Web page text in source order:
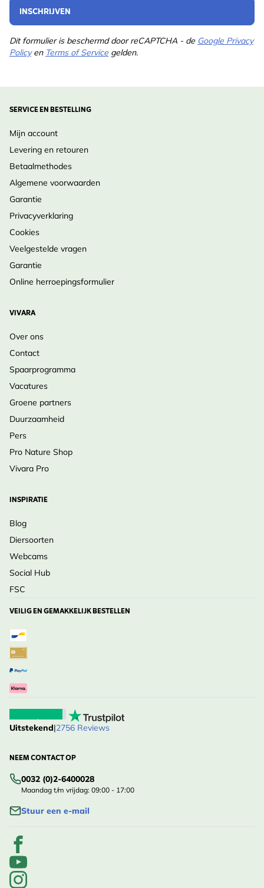
INSCHRIJVEN
Dit formulier is beschermd door reCAPTCHA - de Google Privacy
Policyen Terms of Service gelden.
SERVICE EN BESTELLING
Mijn account
Levering en retouren
Betaalmethodes
Algemene voorwaarden
Garantie
Privacyverklaring
Cookies
Veelgestelde vragen
Garantie
Online herroepingsformulier
VIVARA
Over ons
Contact
Spaarprogramma
Vacatures
Groene partners
Duurzaamheid
Pers
Pro Nature Shop
Vivara Pro
INSPIRATIE
Blog
Diersoorten
Webcams
Social Hub
FSC
VEILIG EN GEMAKKELIJK BESTELLEN
Uitstekend|2756 Reviews
NEEM CONTACT OP
0032 (0)2-6400028
Maandag t/m vrijdag: 09:00 - 17:00
Stuur een e-mail